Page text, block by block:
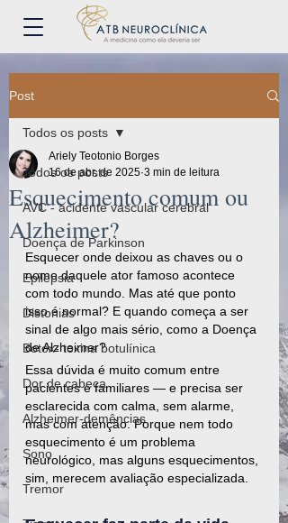
Post
Todos os posts
AVC - acidente vascular cerebral
Doença de Parkinson
Epilepsia
Distonias
Botox- toxina botulínica
Dor de cabeça
Alzheimer-demências
Sono
Tremor
Todos os posts
Esquecimento comum ou
Alzheimer?
Ariely Teotonio Borges
16 de abr. de 2025 3 min de leitura
Esquecer onde deixou as chaves ou o
nome daquele ator famoso acontece
com todo mundo. Mas até que ponto
isso é normal? E quando começa a ser
sinal de algo mais sério, como a Doença
de Alzheimer?
Essa dúvida é muito comum entre
pacientes e familiares — e precisa ser
esclarecida com calma, sem alarme,
mas com atenção. Porque nem todo
esquecimento é um problema
neurológico, mas alguns esquecimentos,
sim, merecem avaliação especializada.